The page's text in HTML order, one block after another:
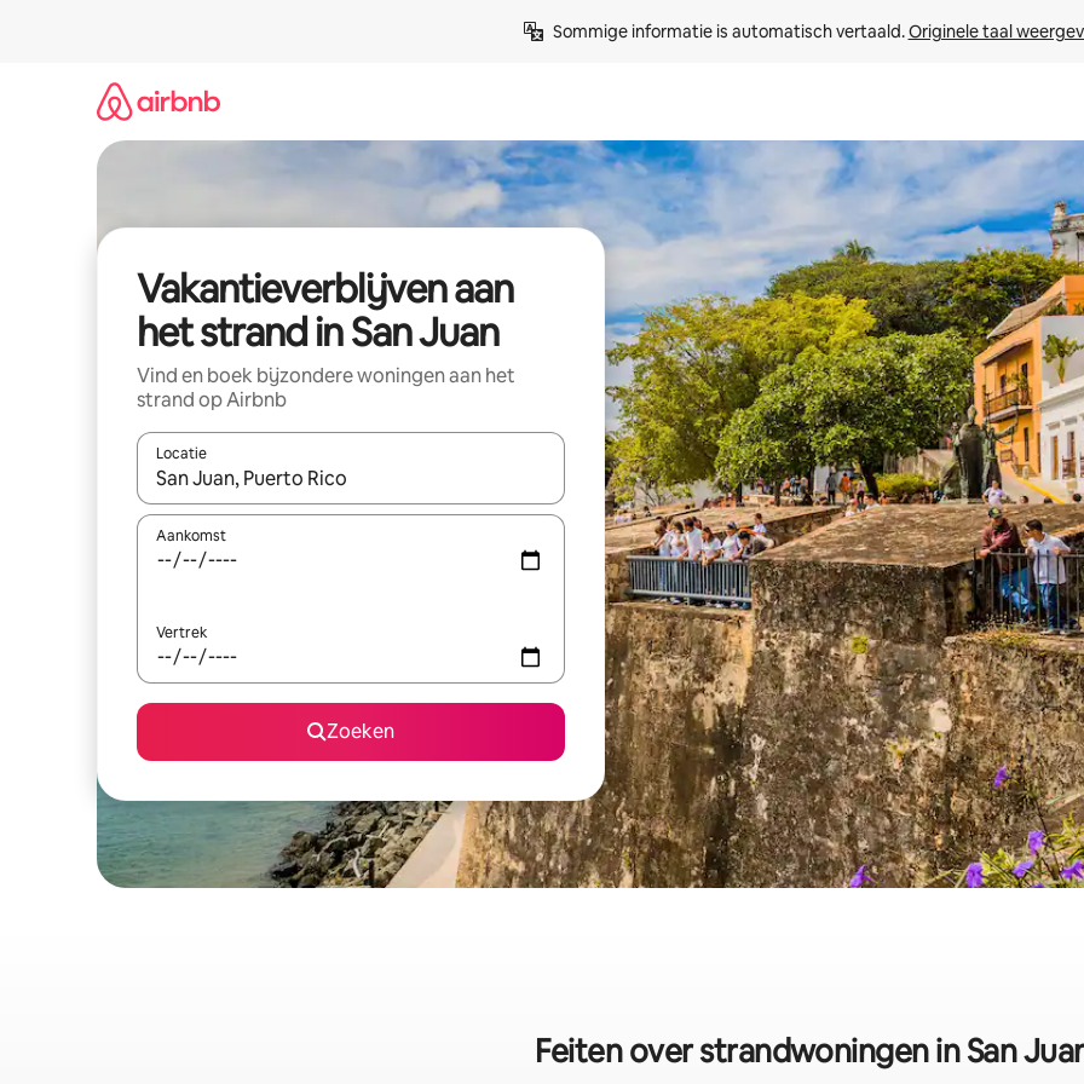
Sommige informatie is automatisch vertaald. Originele taal
Vakantieverblijven aan
het strand in San Juan
Vind en boek bijzondere woningen aan het
strand op Airbnb
Locatie
Wanneer er resultaten beschikbaar zijn, maak je een keuze met je de pijltjestoetsen omhoog en omlaag, óf door te
Aankomst
Vertrek
Zoeken
Feiten over strandwoningen in San